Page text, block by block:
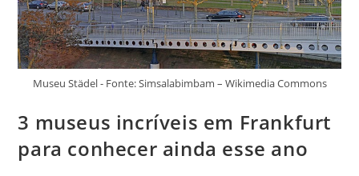
Museu Städel - Fonte: Simsalabimbam – Wikimedia Commons
3 museus incríveis em Frankfurt
para conhecer ainda esse ano